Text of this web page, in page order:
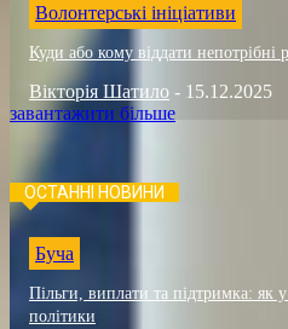
Волонтерські ініціативи
Куди або кому віддати непотрібні
Вікторія Шатило - 15.12.2025
завантажити більше
ОСТАННІ НОВИНИ
Буча
Пільги, виплати та підтримка: як
політики